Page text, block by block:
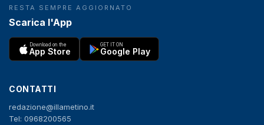
RESTA SEMPRE AGGIORNATO
Scarica l'App
Download on the
App Store
GET IT ON
Google Play
CONTATTI
redazione@illametino.it
Tel: 0968200565